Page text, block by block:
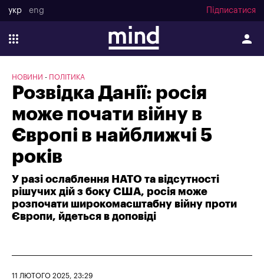
укр eng Підписатися
НОВИНИ ПОЛІТИКА
Розвідка Данії: росія
може почати війну в
Європі в найближчі 5
років
У разі ослаблення НАТО та відсутності
рішучих дій з боку США, росія може
розпочати широкомасштабну війну проти
Європи, йдеться в доповіді
11 ЛЮТОГО 2025, 23:29